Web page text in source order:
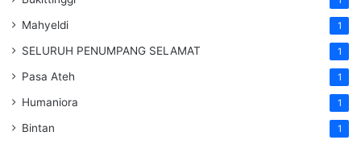
Mahyeldi 1
SELURUH PENUMPANG SELAMAT 1
Pasa Ateh 1
Humaniora 1
Bintan 1